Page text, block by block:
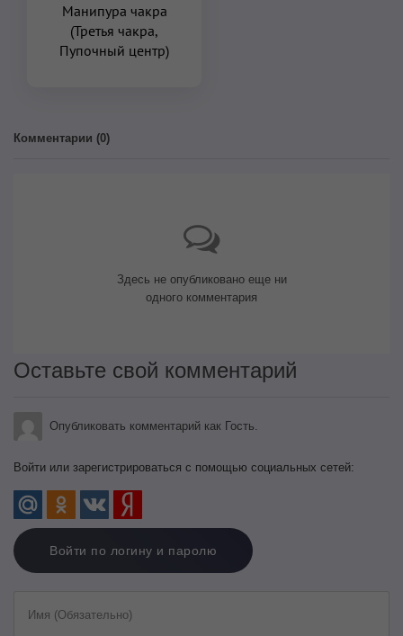
Манипура чакра
(Третья чакра,
Пупочный центр)
Комментарии (0)
Здесь не опубликовано еще ни
одного комментария
Оставьте свой комментарий
Опубликовать комментарий как Гость.
Войти или зарегистрироваться с помощью социальных сетей:
Войти по логину и паролю
Имя (Обязательно)